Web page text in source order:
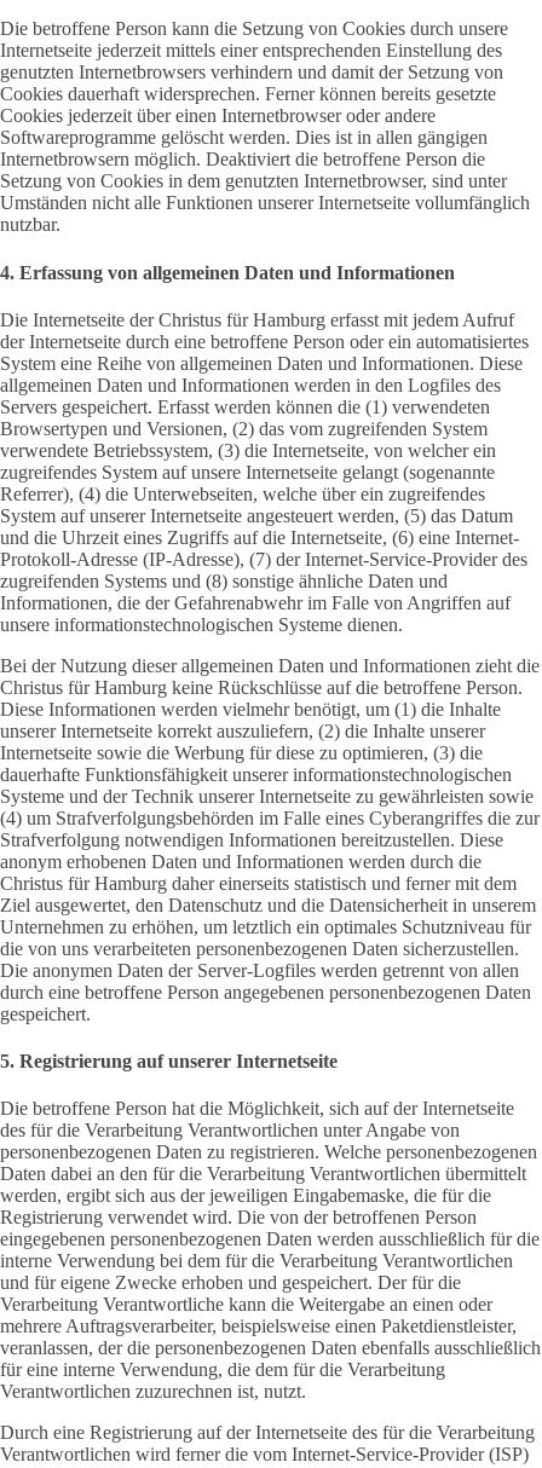
Die betroffene Person kann die Setzung von Cookies durch unsere
Internetseite jederzeit mittels einer entsprechenden Einstellung des
genutzten Internetbrowsers verhindern und damit der Setzung von
Cookies dauerhaft widersprechen. Ferner können bereits gesetzte
Cookies jederzeit über einen Internetbrowser oder andere
Softwareprogramme gelöscht werden. Dies ist in allen gängigen
Internetbrowsern möglich. Deaktiviert die betroffene Person die
Setzung von Cookies in dem genutzten Internetbrowser, sind unter
Umständen nicht alle Funktionen unserer Internetseite vollumfänglich
nutzbar.
4. Erfassung von allgemeinen Daten und Informationen
Die Internetseite der Christus für Hamburg erfasst mit jedem Aufruf
der Internetseite durch eine betroffene Person oder ein automatisiertes
System eine Reihe von allgemeinen Daten und Informationen. Diese
allgemeinen Daten und Informationen werden in den Logfiles des
Servers gespeichert. Erfasst werden können die (1) verwendeten
Browsertypen und Versionen, (2) das vom zugreifenden System
verwendete Betriebssystem, (3) die Internetseite, von welcher ein
zugreifendes System auf unsere Internetseite gelangt (sogenannte
Referrer), (4) die Unterwebseiten, welche über ein zugreifendes
System auf unserer Internetseite angesteuert werden, (5) das Datum
und die Uhrzeit eines Zugriffs auf die Internetseite, (6) eine Internet-
Protokoll-Adresse (IP-Adresse), (7) der Internet-Service-Provider des
zugreifenden Systems und (8) sonstige ähnliche Daten und
Informationen, die der Gefahrenabwehr im Falle von Angriffen auf
unsere informationstechnologischen Systeme dienen.
Bei der Nutzung dieser allgemeinen Daten und Informationen zieht die
Christus für Hamburg keine Rückschlüsse auf die betroffene Person.
Diese Informationen werden vielmehr benötigt, um (1) die Inhalte
unserer Internetseite korrekt auszuliefern, (2) die Inhalte unserer
Internetseite sowie die Werbung für diese zu optimieren, (3) die
dauerhafte Funktionsfähigkeit unserer informationstechnologischen
Systeme und der Technik unserer Internetseite zu gewährleisten sowie
(4) um Strafverfolgungsbehörden im Falle eines Cyberangriffes die zur
Strafverfolgung notwendigen Informationen bereitzustellen. Diese
anonym erhobenen Daten und Informationen werden durch die
Christus für Hamburg daher einerseits statistisch und ferner mit dem
Ziel ausgewertet, den Datenschutz und die Datensicherheit in unserem
Unternehmen zu erhöhen, um letztlich ein optimales Schutzniveau für
die von uns verarbeiteten personenbezogenen Daten sicherzustellen.
Die anonymen Daten der Server-Logfiles werden getrennt von allen
durch eine betroffene Person angegebenen personenbezogenen Daten
gespeichert.
5. Registrierung auf unserer Internetseite
Die betroffene Person hat die Möglichkeit, sich auf der Internetseite
des für die Verarbeitung Verantwortlichen unter Angabe von
personenbezogenen Daten zu registrieren. Welche personenbezogenen
Daten dabei an den für die Verarbeitung Verantwortlichen übermittelt
werden, ergibt sich aus der jeweiligen Eingabemaske, die für die
Registrierung verwendet wird. Die von der betroffenen Person
eingegebenen personenbezogenen Daten werden ausschließlich für die
interne Verwendung bei dem für die Verarbeitung Verantwortlichen
und für eigene Zwecke erhoben und gespeichert. Der für die
Verarbeitung Verantwortliche kann die Weitergabe an einen oder
mehrere Auftragsverarbeiter, beispielsweise einen Paketdienstleister,
veranlassen, der die personenbezogenen Daten ebenfalls ausschließlich
für eine interne Verwendung, die dem für die Verarbeitung
Verantwortlichen zuzurechnen ist, nutzt.
Durch eine Registrierung auf der Internetseite des für die Verarbeitung
Verantwortlichen wird ferner die vom Internet-Service-Provider (ISP)